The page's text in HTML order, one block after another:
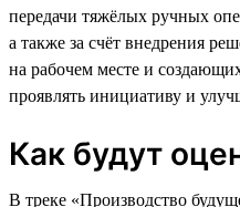
передачи тяжёлых ручных
а также за счёт внедрения
на рабочем месте и
проявлять инициативу и
Как будут
В треке «Производство